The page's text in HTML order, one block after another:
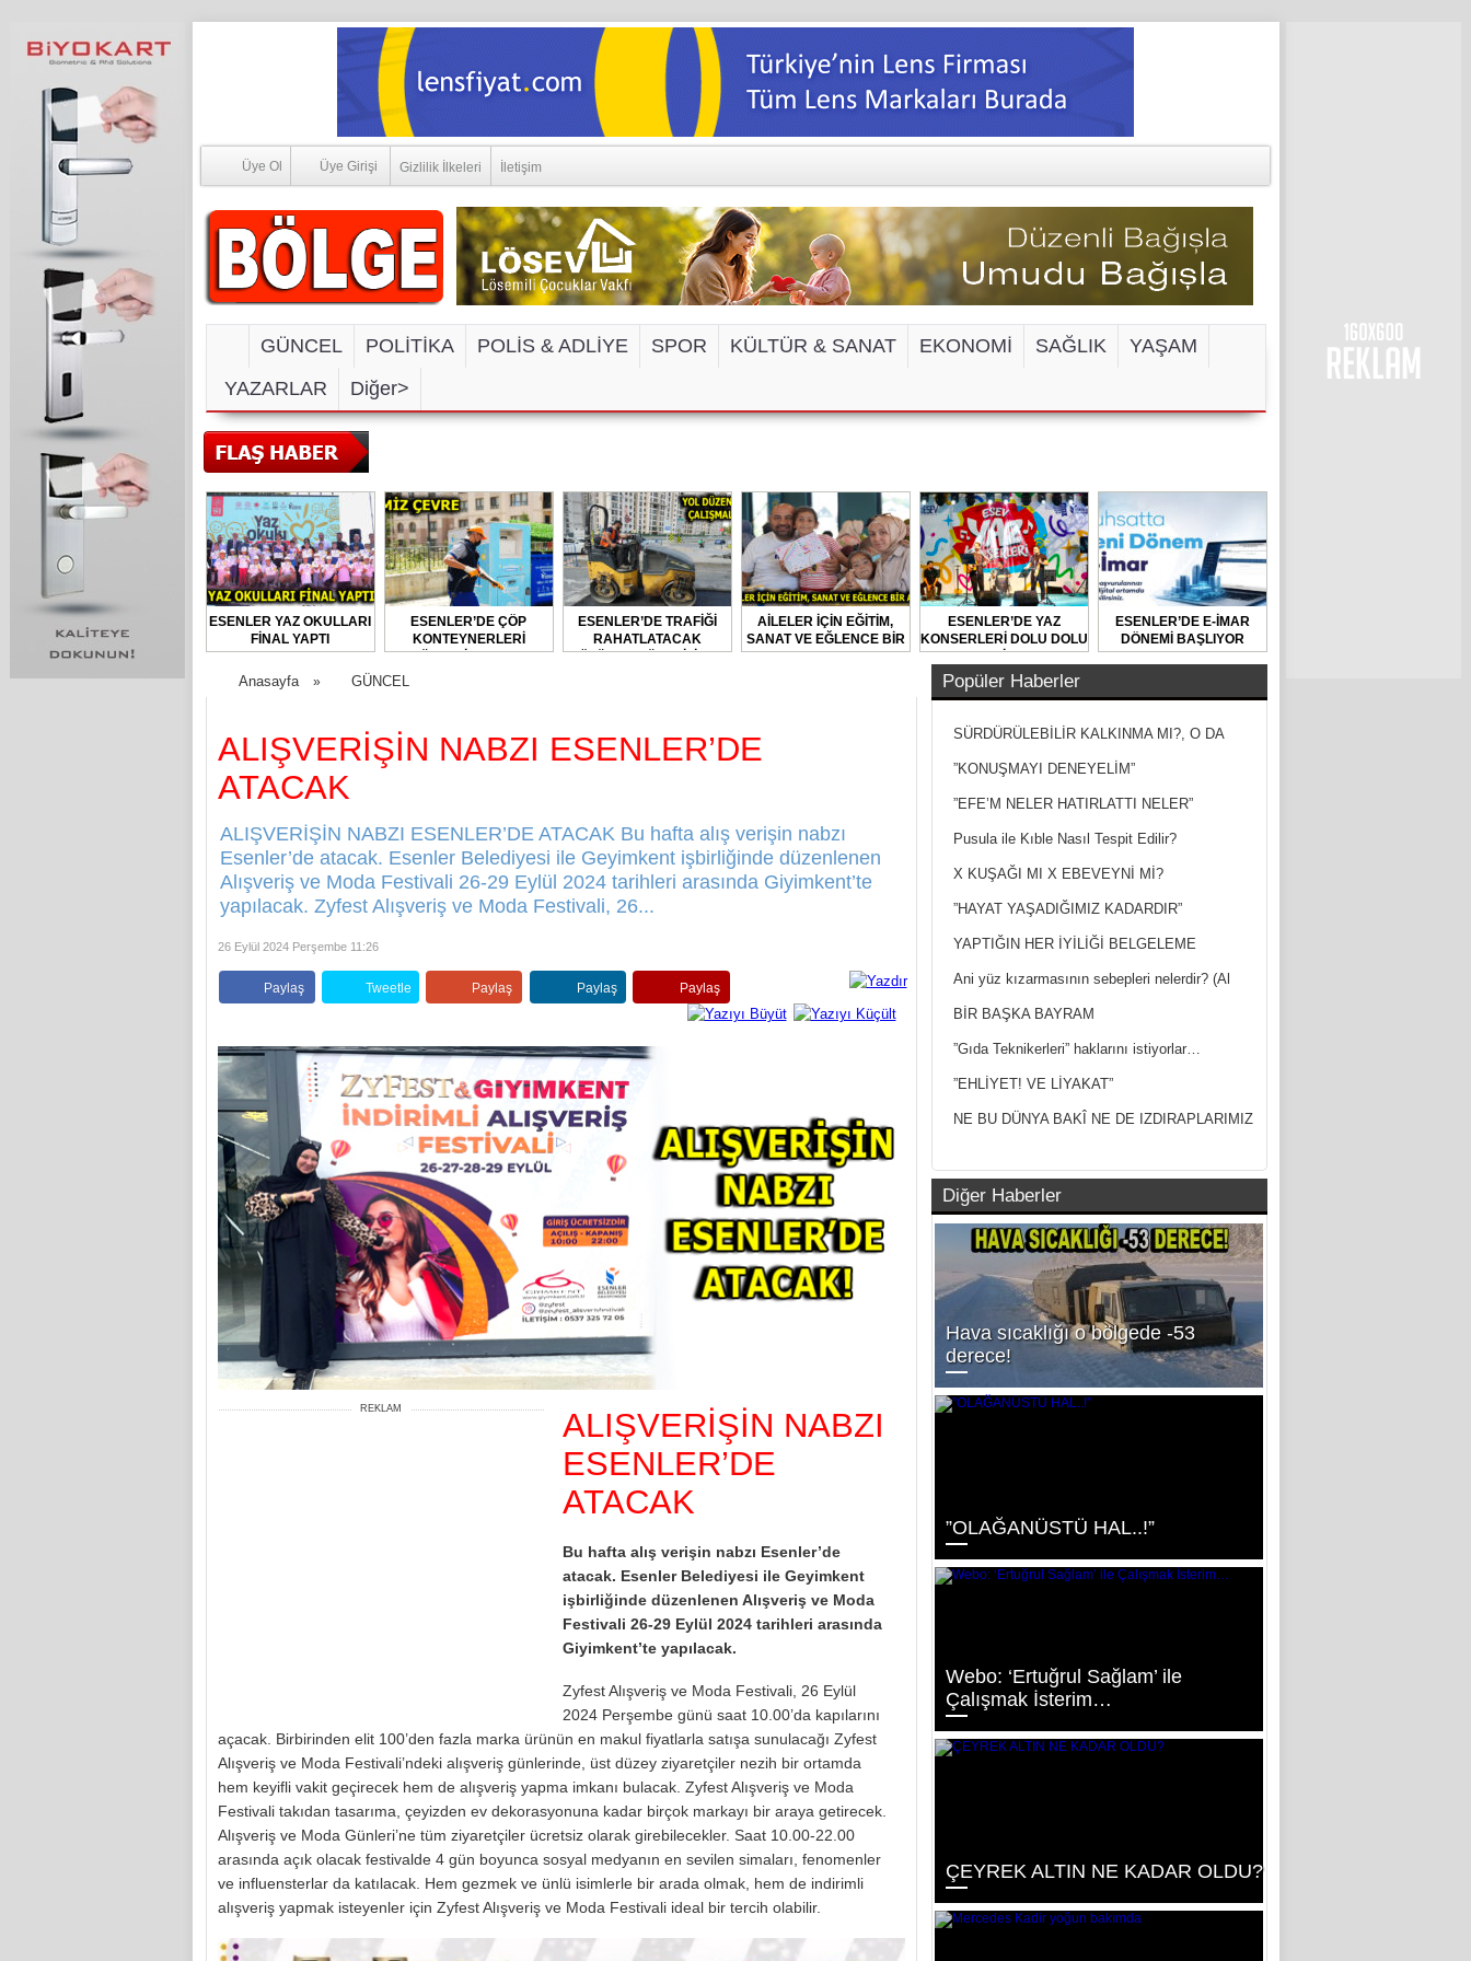
Üye Ol Üye Girişi Gizlilik İlkeleri İletişim
GÜNCEL POLİTİKA POLİS & ADLİYE SPOR KÜLTÜR & SANAT EKONOMİ SAĞLIK
YAŞAM
YAZARLAR
Diğer>
ESENLER YAZ OKULLARI
FİNAL YAPTI
ESENLER’DE ÇÖP
KONTEYNERLERİ
DÜZENLİ OLARAK
DEZENFEKTE EDİLİYOR
ESENLER’DE TRAFİĞİ
RAHATLATACAK
ÇÖZÜMLER ÜRETİLİYOR
AİLELER İÇİN EĞİTİM,
SANAT VE EĞLENCE BİR
ARADA
ESENLER’DE YAZ
KONSERLERİ DOLU DOLU
GEÇİYOR
ESENLER’DE E-İMAR
DÖNEMİ BAŞLIYOR
Anasayfa » GÜNCEL
ALIŞVERİŞİN NABZI ESENLER’DE
ATACAK
ALIŞVERİŞİN NABZI ESENLER’DE ATACAK Bu hafta alış verişin nabzı
Esenler’de atacak. Esenler Belediyesi ile Geyimkent işbirliğinde düzenlenen
Alışveriş ve Moda Festivali 26-29 Eylül 2024 tarihleri arasında Giyimkent’te
yapılacak. Zyfest Alışveriş ve Moda Festivali, 26...
26 Eylül 2024 Perşembe 11:26
Paylaş Tweetle Paylaş Paylaş Paylaş
REKLAM
ALIŞVERİŞİN NABZI
ESENLER’DE
ATACAK
Bu hafta alış verişin nabzı Esenler’de
atacak. Esenler Belediyesi ile Geyimkent
işbirliğinde düzenlenen Alışveriş ve Moda
Festivali 26-29 Eylül 2024 tarihleri arasında
Giyimkent’te yapılacak.
Zyfest Alışveriş ve Moda Festivali, 26 Eylül
2024 Perşembe günü saat 10.00’da kapılarını
açacak. Birbirinden elit 100’den fazla marka ürünün en makul fiyatlarla satışa sunulacağı Zyfest
Alışveriş ve Moda Festivali’ndeki alışveriş günlerinde, üst düzey ziyaretçiler nezih bir ortamda
hem keyifli vakit geçirecek hem de alışveriş yapma imkanı bulacak. Zyfest Alışveriş ve Moda
Festivali takıdan tasarıma, çeyizden ev dekorasyonuna kadar birçok markayı bir araya getirecek.
Alışveriş ve Moda Günleri’ne tüm ziyaretçiler ücretsiz olarak girebilecekler. Saat 10.00-22.00
arasında açık olacak festivalde 4 gün boyunca sosyal medyanın en sevilen simaları, fenomenler
ve influensterlar da katılacak. Hem gezmek ve ünlü isimlerle bir arada olmak, hem de indirimli
alışveriş yapmak isteyenler için Zyfest Alışveriş ve Moda Festivali ideal bir tercih olabilir.
Popüler Haberler
SÜRDÜRÜLEBİLİR KALKINMA MI?, O DA
NEYMİŞ?
”KONUŞMAYI DENEYELİM”
”EFE’M NELER HATIRLATTI NELER”
Pusula ile Kıble Nasıl Tespit Edilir?
X KUŞAĞI MI X EBEVEYNİ Mİ?
”HAYAT YAŞADIĞIMIZ KADARDIR”
YAPTIĞIN HER İYİLİĞİ BELGELEME
Ani yüz kızarmasının sebepleri nelerdir? (Al
Yanak)
BİR BAŞKA BAYRAM
”Gıda Teknikerleri” haklarını istiyorlar…
”EHLİYET! VE LİYAKAT”
NE BU DÜNYA BAKÎ NE DE IZDIRAPLARIMIZ
Diğer Haberler
Hava sıcaklığı o bölgede -53
derece!
”OLAĞANÜSTÜ HAL..!”
Webo: ‘Ertuğrul Sağlam’ ile
Çalışmak İsterim…
ÇEYREK ALTIN NE KADAR OLDU?